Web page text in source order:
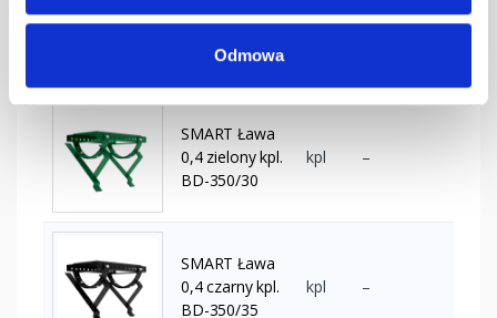
Odmowa
0,4 kasztan kpl.
BD-350/30
kpl –
SMART Ława
0,4 zielony kpl.
BD-350/30
kpl –
SMART Ława
0,4 czarny kpl.
BD-350/35
kpl –